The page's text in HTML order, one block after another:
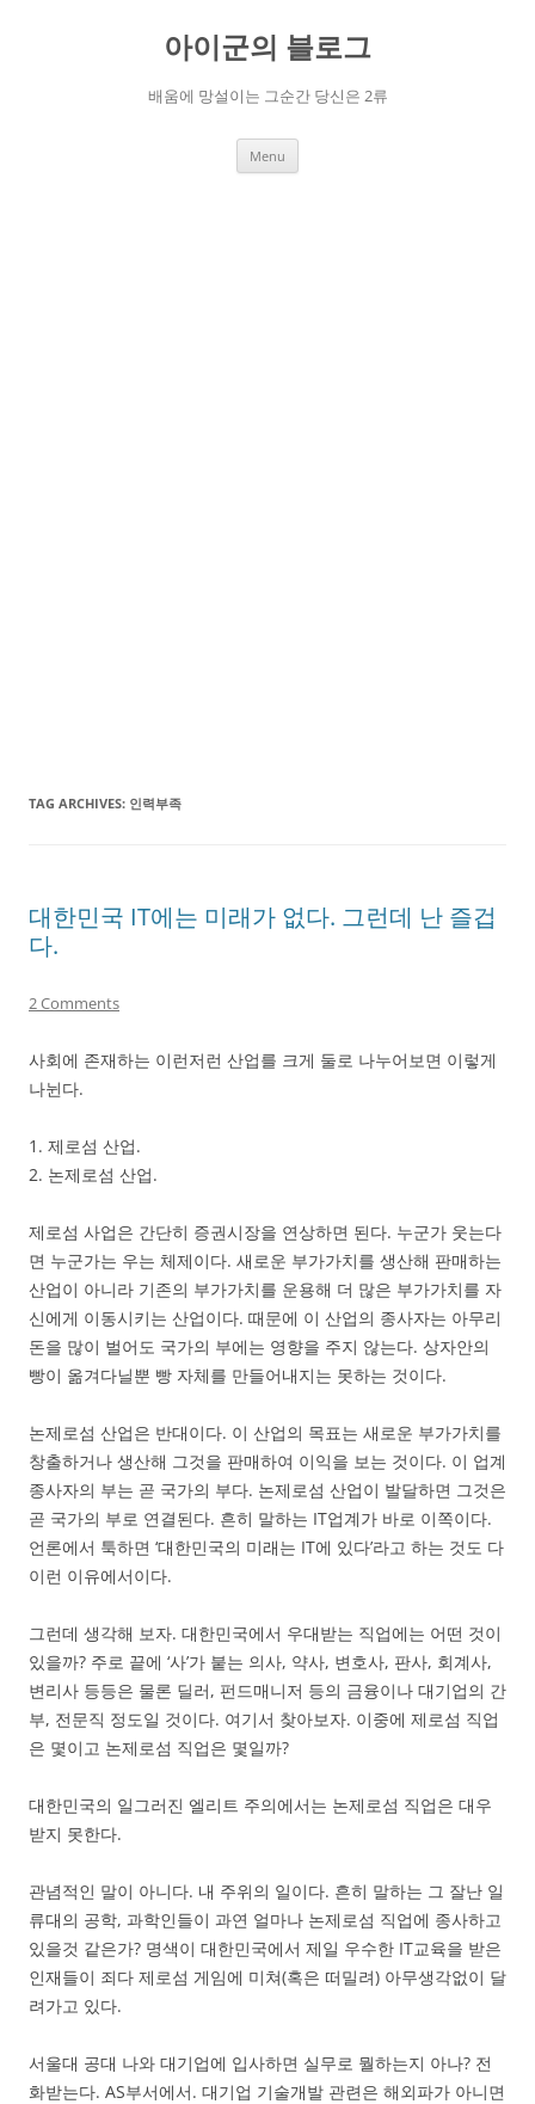
아이군의 블로그
배움에 망설이는 그순간 당신은 2류
Menu
TAG ARCHIVES: 인력부족
대한민국 IT에는 미래가 없다. 그런데 난 즐겁
다.
2 Comments
사회에 존재하는 이런저런 산업를 크게 둘로 나누어보면 이렇게
나뉜다.
1. 제로섬 산업.
2. 논제로섬 산업.
제로섬 사업은 간단히 증권시장을 연상하면 된다. 누군가 웃는다
면 누군가는 우는 체제이다. 새로운 부가가치를 생산해 판매하는
산업이 아니라 기존의 부가가치를 운용해 더 많은 부가가치를 자
신에게 이동시키는 산업이다. 때문에 이 산업의 종사자는 아무리
돈을 많이 벌어도 국가의 부에는 영향을 주지 않는다. 상자안의
빵이 옮겨다닐뿐 빵 자체를 만들어내지는 못하는 것이다.
논제로섬 산업은 반대이다. 이 산업의 목표는 새로운 부가가치를
창출하거나 생산해 그것을 판매하여 이익을 보는 것이다. 이 업계
종사자의 부는 곧 국가의 부다. 논제로섬 산업이 발달하면 그것은
곧 국가의 부로 연결된다. 흔히 말하는 IT업계가 바로 이쪽이다.
언론에서 툭하면 ‘대한민국의 미래는 IT에 있다’라고 하는 것도 다
이런 이유에서이다.
그런데 생각해 보자. 대한민국에서 우대받는 직업에는 어떤 것이
있을까? 주로 끝에 ‘사’가 붙는 의사, 약사, 변호사, 판사, 회계사,
변리사 등등은 물론 딜러, 펀드매니저 등의 금융이나 대기업의 간
부, 전문직 정도일 것이다. 여기서 찾아보자. 이중에 제로섬 직업
은 몇이고 논제로섬 직업은 몇일까?
대한민국의 일그러진 엘리트 주의에서는 논제로섬 직업은 대우
받지 못한다.
관념적인 말이 아니다. 내 주위의 일이다. 흔히 말하는 그 잘난 일
류대의 공학, 과학인들이 과연 얼마나 논제로섬 직업에 종사하고
있을것 같은가? 명색이 대한민국에서 제일 우수한 IT교육을 받은
인재들이 죄다 제로섬 게임에 미쳐(혹은 떠밀려) 아무생각없이 달
려가고 있다.
서울대 공대 나와 대기업에 입사하면 실무로 뭘하는지 아나? 전
화받는다. AS부서에서. 대기업 기술개발 관련은 해외파가 아니면